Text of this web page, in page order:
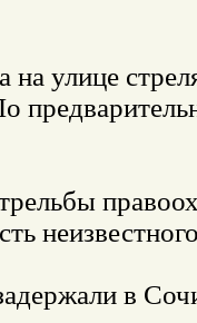
улице
в